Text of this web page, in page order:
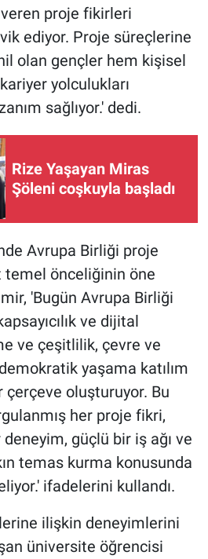
proje fikirleri
ediyor. Proje süreçlerine
olan gençler hem kişisel
yolculukları
sağlıyor.' dedi.
Rize Yaşayan Miras
Şöleni coşkuyla başladı
Avrupa Birliği proje
temel önceliğinin öne
'Bugün Avrupa Birliği
ve dijital
ve çeşitlilik, çevre ve
yaşama katılım
çerçeve oluşturuyor. Bu
her proje fikri,
güçlü bir iş ağı ve
temas kurma konusunda
ifadelerini kullandı.
ilişkin deneyimlerini
üniversite öğrencisi